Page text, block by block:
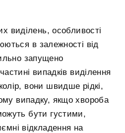
виділень, особливості
в залежності від
запущено
випадків виділення
вони швидше рідкі,
випадку, якщо хвороба
бути густими,
відкладення на